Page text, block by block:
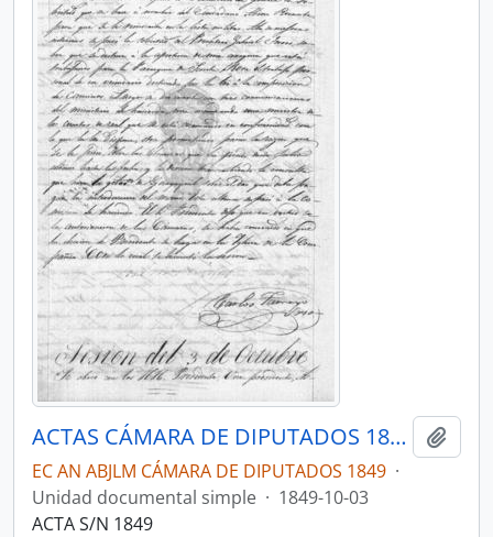
ACTAS CÁMARA DE DIPUTADOS 1849
EC AN ABJLM CÁMARA DE DIPUTADOS 1849 ·
Unidad documental simple · 1849-10-03
ACTA S/N 1849